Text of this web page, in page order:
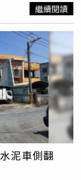
幸好鍾男從駕駛座
知消息後立即趕到
安全；同時，高雄
清路面塌陷的原
急撤離。待車輛安
調查是否存在超載
繼續閱讀
泥車側翻